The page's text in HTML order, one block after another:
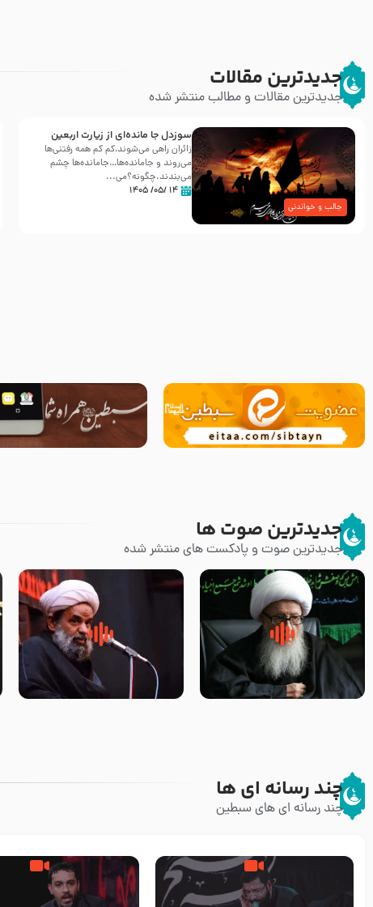
جدیدترین مقالات
جدیدترین مقالات و مطالب منتشر شده
جالب و خواندنی
سوزدل جا مانده‌ای از زیارت اربعین
زائران راهی می‌شوند،کم‌ کم همه رفتنی‌ها
می‌روند و جامانده‌ها…جامانده‌ها چشم
می‌بندند.چگونه؟می‌...
۱۴ /۰۵/ ۱۴۰۵
جدیدترین صوت ها
جدیدترین صوت و پادکست های منتشر شده
زوّار اربعین امام حسین (علیه
السلام) با این اشتیاق به زیارت
روضه جانسوز پاره های جگر امام
حسن مجتبی علیه السلام-حجت
چند رسانه ای ها
چند رسانه ای های سبطین